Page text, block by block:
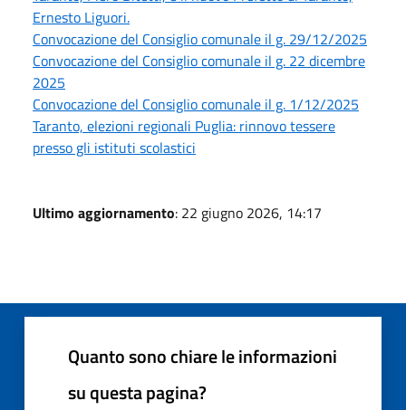
Ernesto Liguori.
Convocazione del Consiglio comunale il g. 29/12/2025
Convocazione del Consiglio comunale il g. 22 dicembre
2025
Convocazione del Consiglio comunale il g. 1/12/2025
Taranto, elezioni regionali Puglia: rinnovo tessere
presso gli istituti scolastici
Ultimo aggiornamento: 22 giugno 2026, 14:17
Quanto sono chiare le informazioni
su questa pagina?